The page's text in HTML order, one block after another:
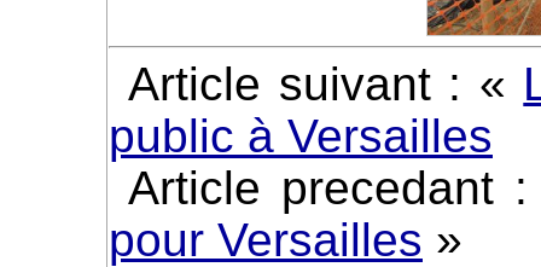
Article suivant : «
public à Versailles
Article precedant
pour Versailles »